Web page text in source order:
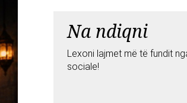
Na ndiqni
Lexoni lajmet më të fundit
sociale!